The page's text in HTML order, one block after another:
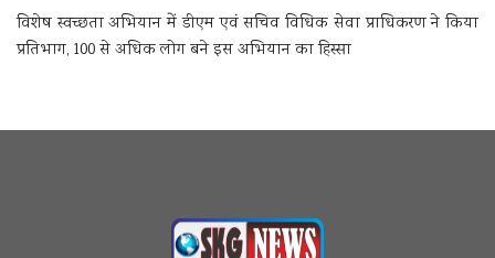
विशेष स्वच्छता अभियान में डीएम एवं सचिव विधिक सेवा प्राधिकरण ने किया
प्रतिभाग, 100 से अधिक लोग बने इस अभियान का हिस्सा